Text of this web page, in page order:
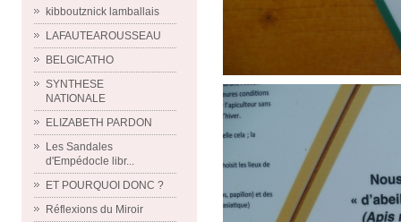
kibboutznick lamballais
LAFAUTEAROUSSEAU
BELGICATHO
SYNTHESE
NATIONALE
ELIZABETH PARDON
Les Sandales
d'Empédocle libr...
ET POURQUOI DONC ?
Réflexions du Miroir